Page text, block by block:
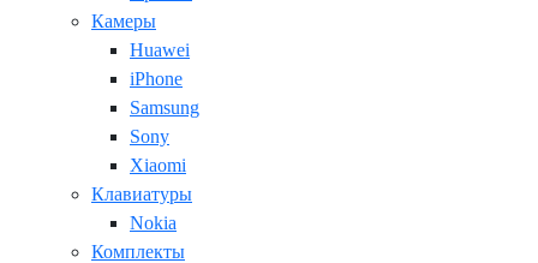
Камеры
Huawei
iPhone
Samsung
Sony
Xiaomi
Клавиатуры
Nokia
Комплекты